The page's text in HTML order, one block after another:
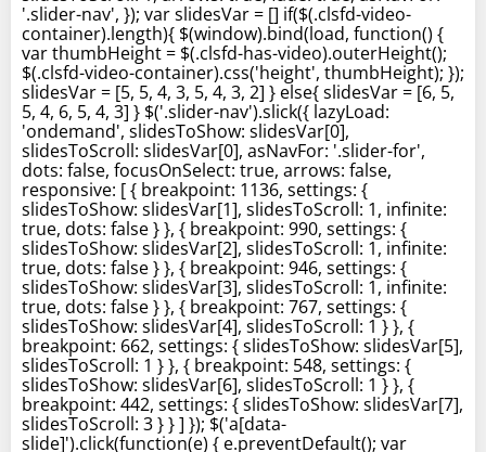
'.slider-nav', }); var slidesVar = [] if($(.clsfd-video-
container).length){ $(window).bind(load, function() {
var thumbHeight = $(.clsfd-has-video).outerHeight();
$(.clsfd-video-container).css('height', thumbHeight); });
slidesVar = [5, 5, 4, 3, 5, 4, 3, 2] } else{ slidesVar = [6, 5,
5, 4, 6, 5, 4, 3] } $('.slider-nav').slick({ lazyLoad:
'ondemand', slidesToShow: slidesVar[0],
slidesToScroll: slidesVar[0], asNavFor: '.slider-for',
dots: false, focusOnSelect: true, arrows: false,
responsive: [ { breakpoint: 1136, settings: {
slidesToShow: slidesVar[1], slidesToScroll: 1, infinite:
true, dots: false } }, { breakpoint: 990, settings: {
slidesToShow: slidesVar[2], slidesToScroll: 1, infinite:
true, dots: false } }, { breakpoint: 946, settings: {
slidesToShow: slidesVar[3], slidesToScroll: 1, infinite:
true, dots: false } }, { breakpoint: 767, settings: {
slidesToShow: slidesVar[4], slidesToScroll: 1 } }, {
breakpoint: 662, settings: { slidesToShow: slidesVar[5],
slidesToScroll: 1 } }, { breakpoint: 548, settings: {
slidesToShow: slidesVar[6], slidesToScroll: 1 } }, {
breakpoint: 442, settings: { slidesToShow: slidesVar[7],
slidesToScroll: 3 } } ] }); $('a[data-
slide]').click(function(e) { e.preventDefault(); var